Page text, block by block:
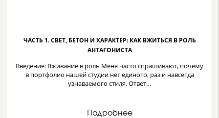
ЧАСТЬ 1. СВЕТ, БЕТОН И ХАРАКТЕР: КАК ВЖИТЬСЯ В РОЛЬ
АНТАГОНИСТА
Введение: Вживание в роль Меня часто спрашивают, почему
в портфолио нашей студии нет единого, раз и навсегда
узнаваемого стиля. Ответ…
Подробнее